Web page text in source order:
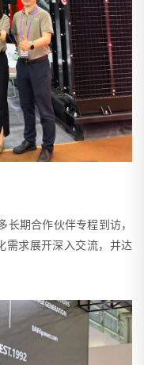
期合作伙伴专程到访，
需求展开深入交流，并达